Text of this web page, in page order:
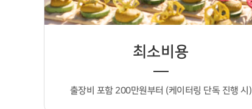
최소비용
출장비 포함 200만원부터 (케이터링 단독 진행 시)